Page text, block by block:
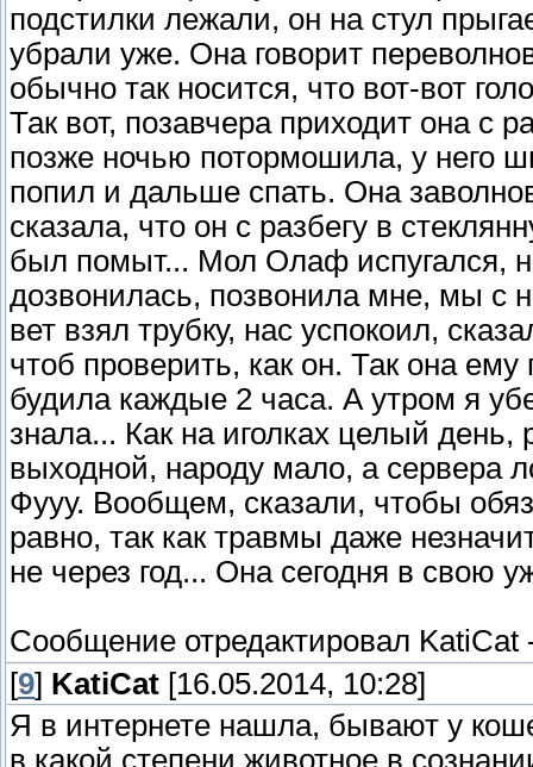
подстилки лежали, он на стул
убрали уже. Она говорит
обычно так носится, что вот-вот
Так вот, позавчера приходит она с
позже ночью потормошила, у него
попил и дальше спать. Она
сказала, что он с разбегу в
был помыт... Мол Олаф испугался,
дозвонилась, позвонила мне, мы с
вет взял трубку, нас успокоил,
чтоб проверить, как он. Так она
будила каждые 2 часа. А утром я
знала... Как на иголках целый день,
выходной, народу мало, а сервера
Фууу. Вообщем, сказали, чтобы
равно, так как травмы даже
не через год... Она сегодня в свою
Сообщение отредактировал KatiCat
[9] KatiCat [16.05.2014, 10:28]
Я в интернете нашла, бывают у
в какой степени животное в